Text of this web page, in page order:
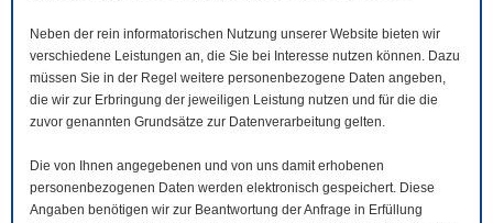
Neben der rein informatorischen Nutzung unserer Website bieten wir
verschiedene Leistungen an, die Sie bei Interesse nutzen können. Dazu
müssen Sie in der Regel weitere personenbezogene Daten angeben,
die wir zur Erbringung der jeweiligen Leistung nutzen und für die die
zuvor genannten Grundsätze zur Datenverarbeitung gelten.
Die von Ihnen angegebenen und von uns damit erhobenen
personenbezogenen Daten werden elektronisch gespeichert. Diese
Angaben benötigen wir zur Beantwortung der Anfrage in Erfüllung